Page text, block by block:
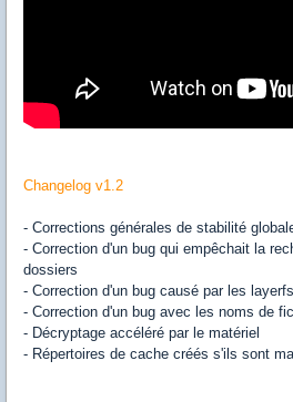
Changelog v1.2
- Corrections générales de stabilité
- Correction d'un bug qui empêchait la
dossiers
- Correction d'un bug causé par les layerfs
- Correction d'un bug avec les noms de
- Décryptage accéléré par le matériel
- Répertoires de cache créés s'ils sont